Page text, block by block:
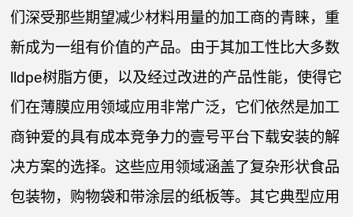
们深受那些期望减少材料用量的加工商的青睐，重
新成为一组有价值的产品。由于其加工性比大多数
lldpe树脂方便，以及经过改进的产品性能，使得它
们在薄膜应用领域应用非常广泛，它们依然是加工
商钟爱的具有成本竞争力的壹号平台下载安装的解
决方案的选择。这些应用领域涵盖了复杂形状食品
包装物，购物袋和带涂层的纸板等。其它典型应用